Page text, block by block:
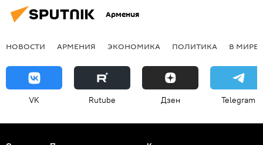
Армения
НОВОСТИ АРМЕНИЯ ЭКОНОМИКА ПОЛИТИКА В МИРЕ
VK Rutube Дзен Telegram